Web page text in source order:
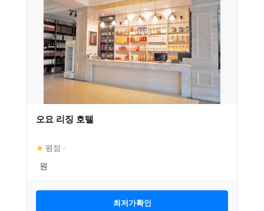
오요 리징 호텔
★ 평점 –
최저가확인